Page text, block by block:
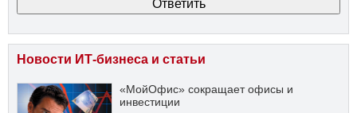
Новости ИТ-бизнеса и статьи
«МойОфис» сокращает офисы и
инвестиции